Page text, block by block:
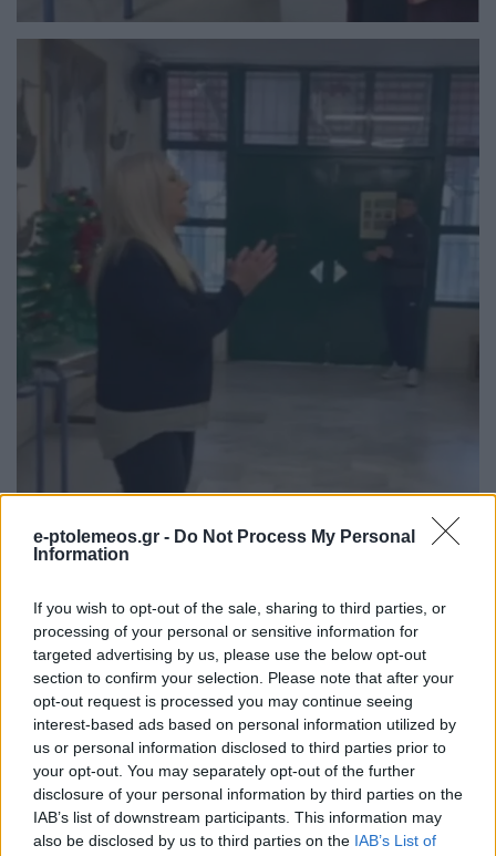
e-ptolemeos.gr - Do Not Process My Personal
Information
If you wish to opt-out of the sale, sharing to third parties, or
processing of your personal or sensitive information for
targeted advertising by us, please use the below opt-out
section to confirm your selection. Please note that after your
opt-out request is processed you may continue seeing
interest-based ads based on personal information utilized by
us or personal information disclosed to third parties prior to
your opt-out. You may separately opt-out of the further
disclosure of your personal information by third parties on the
IAB’s list of downstream participants. This information may
also be disclosed by us to third parties on the IAB’s List of